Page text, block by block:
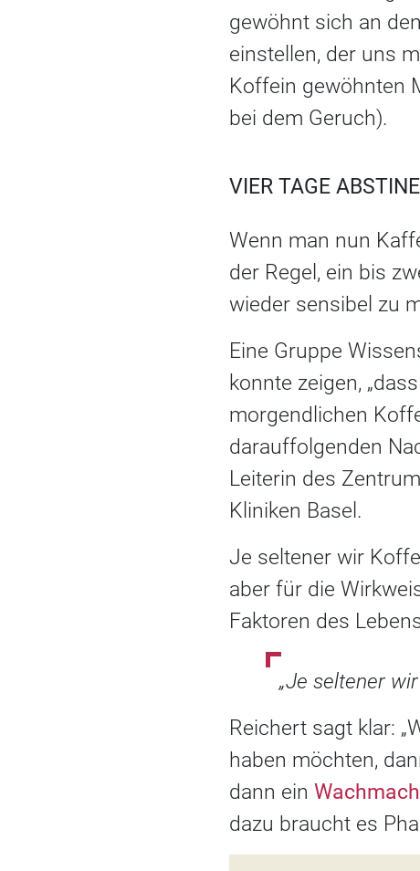
gewöhnt sich an
einstellen, der uns
Koffein gewöhnten
bei dem Geruch).
VIER TAGE
Wenn man nun
der Regel, ein bis
wieder sensibel zu
Eine Gruppe
konnte zeigen,
morgendlichen
darauffolgenden
Leiterin des
Kliniken Basel.
Je seltener wir
aber für die
Faktoren des
„Je seltener
Reichert sagt klar:
haben möchten,
dann ein
dazu braucht es